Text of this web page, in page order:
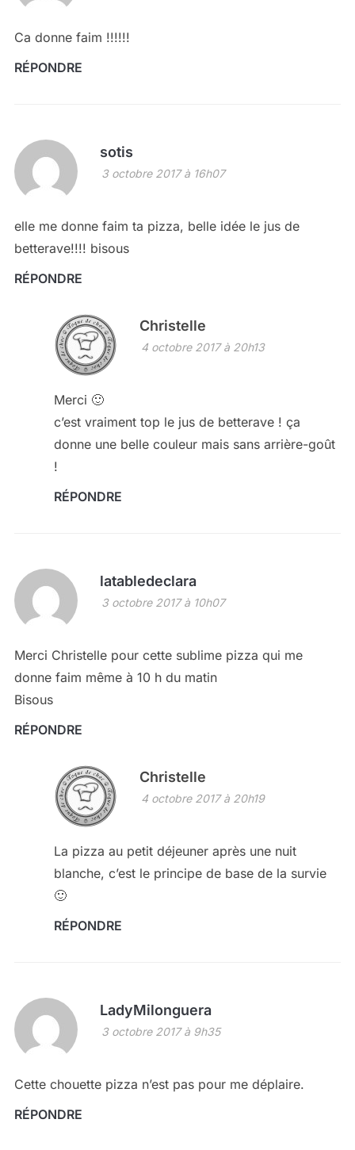
Ca donne faim !!!!!!
RÉPONDRE
sotis
3 octobre 2017 à 16h07
elle me donne faim ta pizza, belle idée le jus de
betterave!!!! bisous
RÉPONDRE
Christelle
4 octobre 2017 à 20h13
Merci 🙂
c’est vraiment top le jus de betterave ! ça
donne une belle couleur mais sans arrière-goût
!
RÉPONDRE
latabledeclara
3 octobre 2017 à 10h07
Merci Christelle pour cette sublime pizza qui me
donne faim même à 10 h du matin
Bisous
RÉPONDRE
Christelle
4 octobre 2017 à 20h19
La pizza au petit déjeuner après une nuit
blanche, c’est le principe de base de la survie
🙂
RÉPONDRE
LadyMilonguera
3 octobre 2017 à 9h35
Cette chouette pizza n’est pas pour me déplaire.
RÉPONDRE